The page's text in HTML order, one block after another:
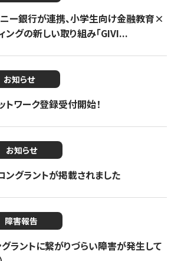
ニー銀行が連携、小学生向け金融教育×
ングの新しい取り組み「GIVI...
お知らせ
ワーク登録受付開始！
お知らせ
グラントが掲載されました
障害報告
グラントに繋がりづらい障害が発生して